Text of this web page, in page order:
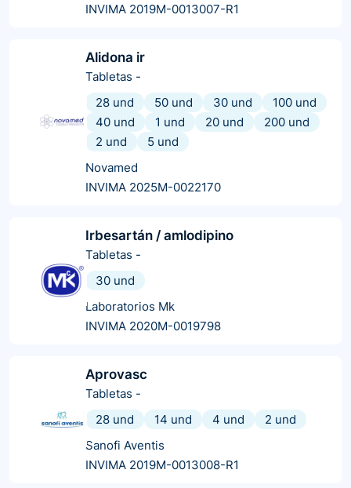
INVIMA 2019M-0013007-R1
Alidona ir
Tabletas -
28 und
50 und 30 und
100 und
40 und
1 und 20 und
200 und
2 und
5 und
Novamed
INVIMA 2025M-0022170
Irbesartán / amlodipino
Tabletas -
30 und
Laboratorios Mk
INVIMA 2020M-0019798
Aprovasc
Tabletas -
28 und
14 und 4 und
2 und
Sanofi Aventis
INVIMA 2019M-0013008-R1